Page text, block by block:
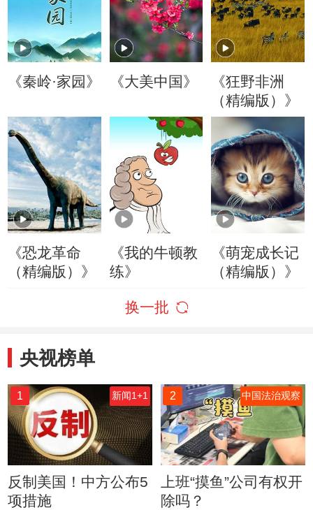
《秦岭·家园》 《大美中国》
《狂野非洲
（精编版）》
《恐龙革命
（精编版）》
《我的牛顿教
练》
《萌宠成长记
（精编版）》
换一批
央视榜单
1 新闻1+1
反制美国！中方公布5
项措施
2 中国法治观察
上班“摸鱼”公司有权开
除吗？